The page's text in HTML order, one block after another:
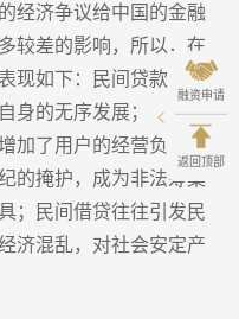
经济争议给中国的金融
较差的影响，所以，在
现如下：民间贷款的投
身的无序发展；民间借
加了用户的经营负担；
的掩护，成为非法筹集
；民间借贷往往引发民
济混乱，对社会安定产
融资申请
返回顶部